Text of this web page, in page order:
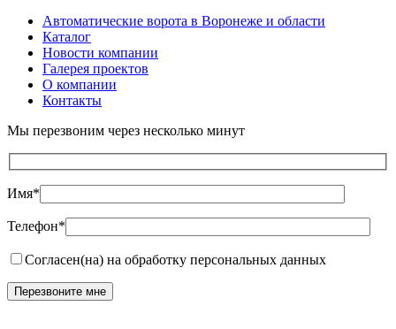
Автоматические ворота в Воронеже и области
Каталог
Новости компании
Галерея проектов
О компании
Контакты
Мы перезвоним через несколько минут
Имя*
Телефон*
Согласен(на) на обработку персональных данных